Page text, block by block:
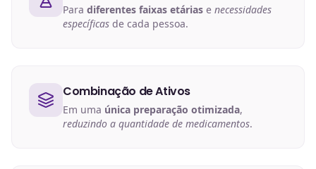
Para diferentes faixas etárias e necessidades
específicas de cada pessoa.
Combinação de Ativos
Em uma única preparação otimizada,
reduzindo a quantidade de medicamentos.